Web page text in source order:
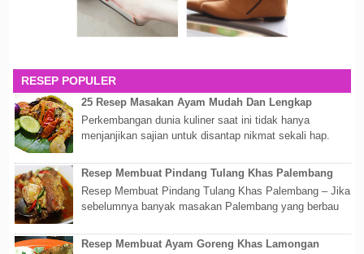
RESEP POPULER
25 Resep Masakan Ayam Mudah Dan Lengkap
Perkembangan dunia kuliner saat ini tidak hanya
menjanjikan sajian untuk disantap nikmat sekali hap.
Resep Membuat Pindang Tulang Khas Palembang
Resep Membuat Pindang Tulang Khas Palembang – Jika
sebelumnya banyak masakan Palembang yang berbau
Resep Membuat Ayam Goreng Khas Lamongan